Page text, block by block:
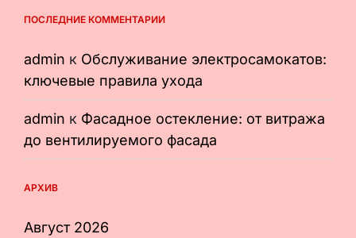
ПОСЛЕДНИЕ КОММЕНТАРИИ
admin к Обслуживание электросамокатов:
ключевые правила ухода
admin к Фасадное остекление: от витража
до вентилируемого фасада
АРХИВ
Август 2026